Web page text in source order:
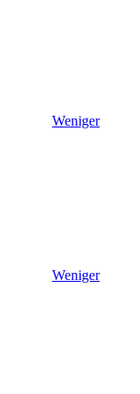
Weniger
Weniger